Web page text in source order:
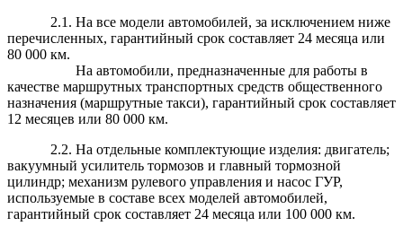
2.1. На все модели автомобилей, за исключением ниже
перечисленных, гарантийный срок составляет 24 месяца или
80 000 км.
На автомобили, предназначенные для работы в
качестве маршрутных транспортных средств общественного
назначения (маршрутные такси), гарантийный срок составляет
12 месяцев или 80 000 км.
2.2. На отдельные комплектующие изделия: двигатель;
вакуумный усилитель тормозов и главный тормозной
цилиндр; механизм рулевого управления и насос ГУР,
используемые в составе всех моделей автомобилей,
гарантийный срок составляет 24 месяца или 100 000 км.